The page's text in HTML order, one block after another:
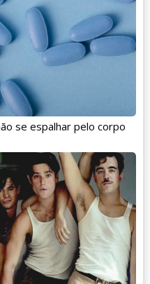
se espalhar pelo corpo